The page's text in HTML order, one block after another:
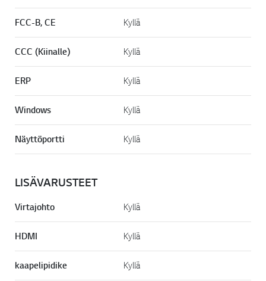
FCC-B, CE Kyllä
CCC (Kiinalle) Kyllä
ERP Kyllä
Windows Kyllä
Näyttöportti Kyllä
LISÄVARUSTEET
Virtajohto Kyllä
HDMI Kyllä
kaapelipidike Kyllä